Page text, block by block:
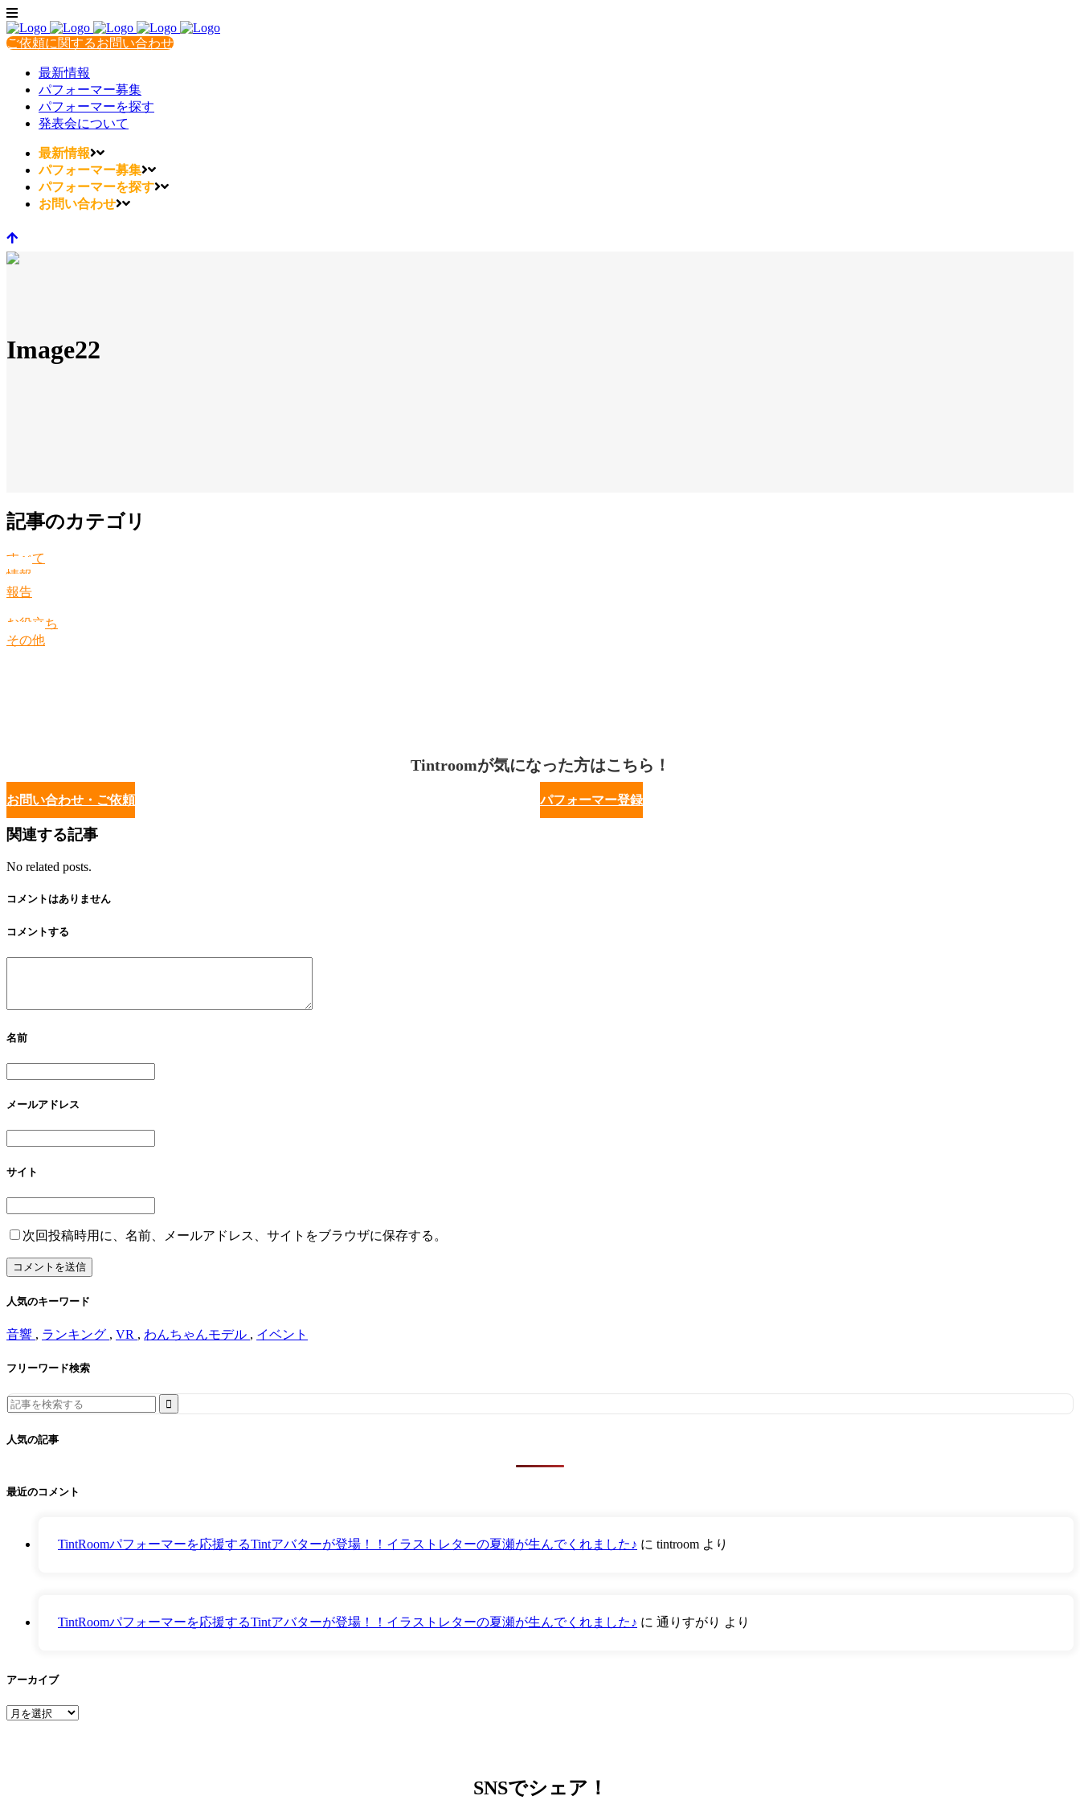
ご依頼に関するお問い合わせ
最新情報
パフォーマー募集
パフォーマーを探す
発表会について
最新情報
パフォーマー募集
パフォーマーを探す
お問い合わせ
Image22
記事のカテゴリ
すべて
情報
報告
お役立ち
その他
Tintroomが気になった方はこちら！
お問い合わせ・ご依頼 パフォーマー登録
関連する記事
No related posts.
コメントはありません
コメントする
名前
メールアドレス
サイト
次回投稿時用に、名前、メールアドレス、サイトをブラウザに保存する。
人気のキーワード
音響 , ランキング , VR , わんちゃんモデル , イベント
フリーワード検索
Search
for:
人気の記事
最近のコメント
TintRoomパフォーマーを応援するTintアバターが登場！！イラストレターの夏瀬が生んでくれました♪ に tintroom より
TintRoomパフォーマーを応援するTintアバターが登場！！イラストレターの夏瀬が生んでくれました♪ に 通りすがり より
アーカイブ
ア
SNSでシェア！